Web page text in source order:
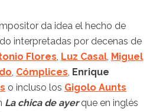
da idea el hecho de
interpretadas por decenas de
Flores, Luz Casal, Miguel
, Cómplices, Enrique
o incluso los Gigolo Aunts
La chica de ayerque en inglés